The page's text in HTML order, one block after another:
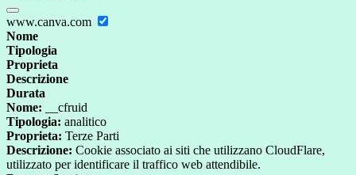
www.canva.com
Nome
Tipologia
Proprieta
Descrizione
Durata
Nome: __cfruid
Tipologia: analitico
Proprieta: Terze Parti
Descrizione: Cookie associato ai siti che utilizzano CloudFlare,
utilizzato per identificare il traffico web attendibile.